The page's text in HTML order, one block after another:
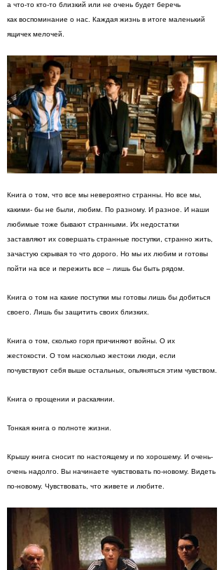
а что-то кто-то близкий или не очень будет беречь
как воспоминание о нас. Каждая жизнь в итоге маленький
ящичек мелочей.
Книга о том, что все мы невероятно странны. Но все мы,
какими- бы не были, любим. По разному. И разное. И наши
любимые тоже бывают странными. Их недостатки
заставляют их совершать странные поступки, странно жить,
зачастую скрывая то что дорого. Но мы их любим и готовы
пойти на все и пережить все – лишь бы быть рядом.
Книга о том на какие поступки мы готовы лишь бы добиться
своего. Лишь бы защитить своих близких.
Книга о том, сколько горя причиняют войны. О их
жестокости. О том насколько жестоки люди, если
почувствуют себя выше остальных, опьяняться этим чувством.
Книга о прощении и раскаянии.
Тонкая книга о полноте жизни.
Крышу книга сносит по настоящему и по хорошему. И очень-
очень надолго. Вы начинаете чувствовать по-новому. Видеть
по-новому. Чувствовать, что живете и любите.